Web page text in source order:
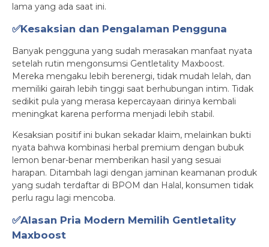
lama yang ada saat ini.
✅Kesaksian dan Pengalaman Pengguna
Banyak pengguna yang sudah merasakan manfaat nyata
setelah rutin mengonsumsi Gentletality Maxboost.
Mereka mengaku lebih berenergi, tidak mudah lelah, dan
memiliki gairah lebih tinggi saat berhubungan intim. Tidak
sedikit pula yang merasa kepercayaan dirinya kembali
meningkat karena performa menjadi lebih stabil.
Kesaksian positif ini bukan sekadar klaim, melainkan bukti
nyata bahwa kombinasi herbal premium dengan bubuk
lemon benar-benar memberikan hasil yang sesuai
harapan. Ditambah lagi dengan jaminan keamanan produk
yang sudah terdaftar di BPOM dan Halal, konsumen tidak
perlu ragu lagi mencoba.
✅Alasan Pria Modern Memilih Gentletality
Maxboost